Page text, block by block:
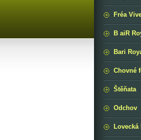
Fréa
B aiR
Bari
Chovné
Štěňata
Odchov